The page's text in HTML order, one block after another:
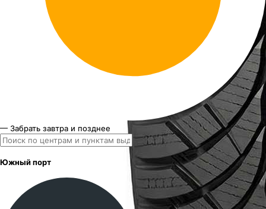
— Забрать завтра и позднее
Южный порт